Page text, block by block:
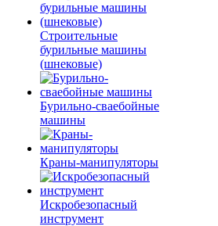
Строительные
бурильные машины
(шнековые)
Бурильно-сваебойные
машины
Краны-манипуляторы
Искробезопасный
инструмент